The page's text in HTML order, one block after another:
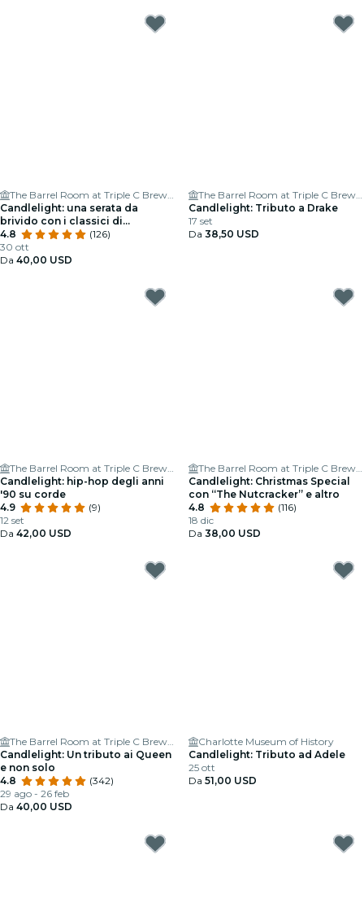
The Barrel Room at Triple C Brewing
Candlelight: una serata da
brivido con i classici di
Halloween
4.8
(126)
30 ott
Da 40,00 USD
The Barrel Room at Triple C Brewing
Candlelight: Tributo a Drake
17 set
Da 38,50 USD
The Barrel Room at Triple C Brewing
Candlelight: hip-hop degli anni
'90 su corde
4.9
(9)
12 set
Da 42,00 USD
The Barrel Room at Triple C Brewing
Candlelight: Christmas Special
con “The Nutcracker” e altro
4.8
(116)
18 dic
Da 38,00 USD
The Barrel Room at Triple C Brewing
Candlelight: Un tributo ai Queen
e non solo
4.8
(342)
29 ago - 26 feb
Da 40,00 USD
Charlotte Museum of History
Candlelight: Tributo ad Adele
25 ott
Da 51,00 USD